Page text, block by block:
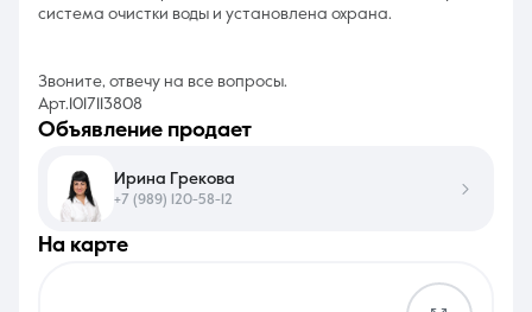
система очистки воды и установлена охрана.
Звоните, отвечу на все вопросы.
Арт.1017113808
на карте
объявление продает
Ирина Грекова
+7 (989) 120-58-12